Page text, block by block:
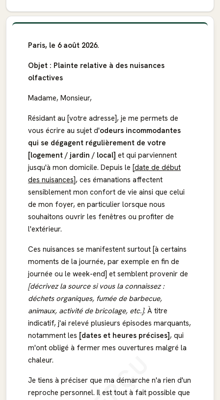
Paris, le 6 août 2026.
Objet : Plainte relative à des nuisances
olfactives
Madame, Monsieur,
Résidant au [votre adresse], je me permets de
vous écrire au sujet d'odeurs incommodantes
qui se dégagent régulièrement de votre
[logement / jardin / local] et qui parviennent
jusqu'à mon domicile. Depuis le [date de début
des nuisances], ces émanations affectent
sensiblement mon confort de vie ainsi que celui
de mon foyer, en particulier lorsque nous
souhaitons ouvrir les fenêtres ou profiter de
l'extérieur.
Ces nuisances se manifestent surtout [à certains
moments de la journée, par exemple en fin de
journée ou le week-end] et semblent provenir de
[décrivez la source si vous la connaissez :
déchets organiques, fumée de barbecue,
animaux, activité de bricolage, etc.]. À titre
indicatif, j'ai relevé plusieurs épisodes marquants,
notamment les [dates et heures précises], qui
m'ont obligé à fermer mes ouvertures malgré la
chaleur.
Je tiens à préciser que ma démarche n'a rien d'un
reproche personnel. Il est tout à fait possible que